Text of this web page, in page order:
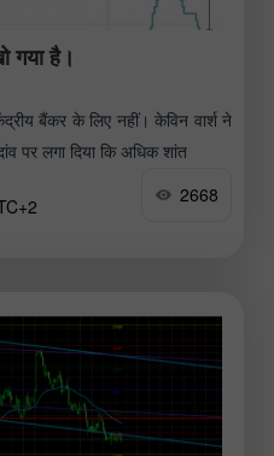
गया है।
बैंकर के लिए नहीं। केविन वार्श ने
पर लगा दिया कि अधिक शांत
2668